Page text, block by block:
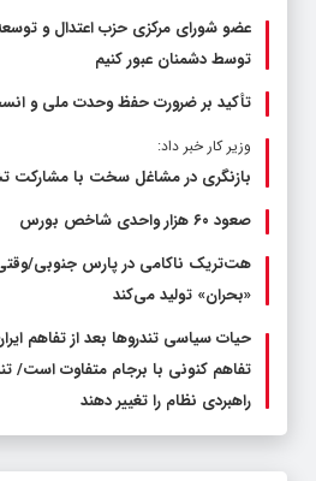
عضو شورای مرکزی حزب اعتدال و
توسط دشمنان عبور کنیم
تأکید بر ضرورت حفظ وحدت ملی و
وزیر کار خبر داد:
بازنگری در مشاغل سخت با مشارکت
صعود ۶۰ هزار واحدی شاخص بورس
هت‌تریک ناکامی در پارس جنوبی/وقتی
«بحران» تولید می‌کند
حیات سیاسی تندروها بعد از تفاهم
تفاهم کنونی با برجام متفاوت است/
راهبردی نظام را تغییر دهند